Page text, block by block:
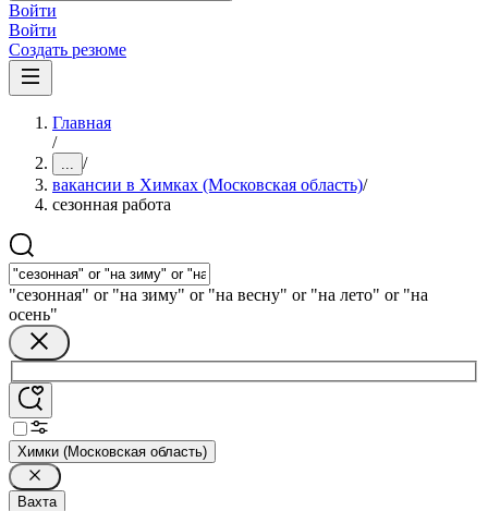
Войти
Войти
Создать резюме
Главная
/
... /
вакансии в Химках (Московская область)/
сезонная работа
"сезонная" or "на зиму" or "на весну" or "на лето" or "на
осень"
Химки (Московская область)
Вахта